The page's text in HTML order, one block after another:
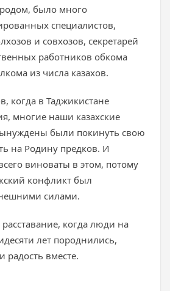
родом, было много
специалистов,
и совхозов, секретарей
работников обкома
из числа казахов.
когда в Таджикистане
многие наши казахские
были покинуть свою
на Родину предков. И
виноваты в этом, потому
конфликт был
силами.
когда люди на
лет породнились,
радость вместе.